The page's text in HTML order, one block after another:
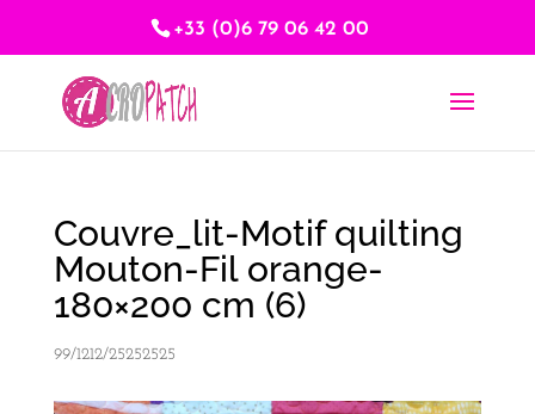
+33 (0)6 79 06 42 00
Couvre_lit-Motif quilting
Mouton-Fil orange-
180×200 cm (6)
99/1212/25252525